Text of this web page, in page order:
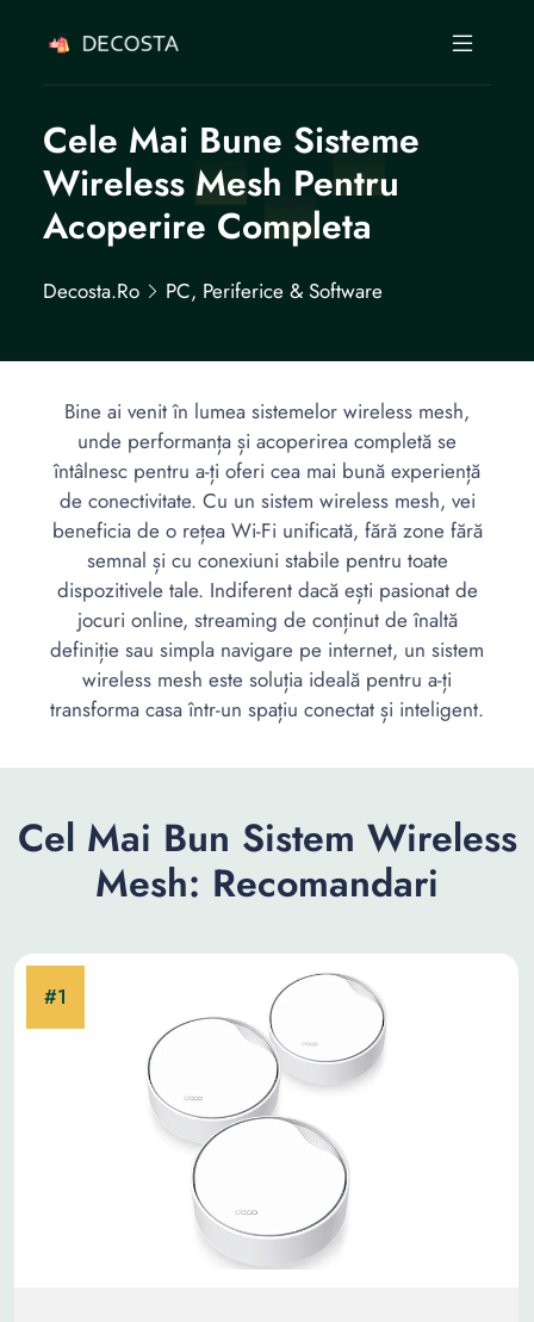
Cele Mai Bune Sisteme
Wireless Mesh Pentru
Acoperire Completa
Decosta.ro PC, Periferice & Software
Bine ai venit în lumea sistemelor wireless mesh,
unde performanța și acoperirea completă se
întâlnesc pentru a-ți oferi cea mai bună experiență
de conectivitate. Cu un sistem wireless mesh, vei
beneficia de o rețea Wi-Fi unificată, fără zone fără
semnal și cu conexiuni stabile pentru toate
dispozitivele tale. Indiferent dacă ești pasionat de
jocuri online, streaming de conținut de înaltă
definiție sau simpla navigare pe internet, un sistem
wireless mesh este soluția ideală pentru a-ți
transforma casa într-un spațiu conectat și inteligent.
Cel Mai Bun Sistem Wireless
Mesh: Recomandari